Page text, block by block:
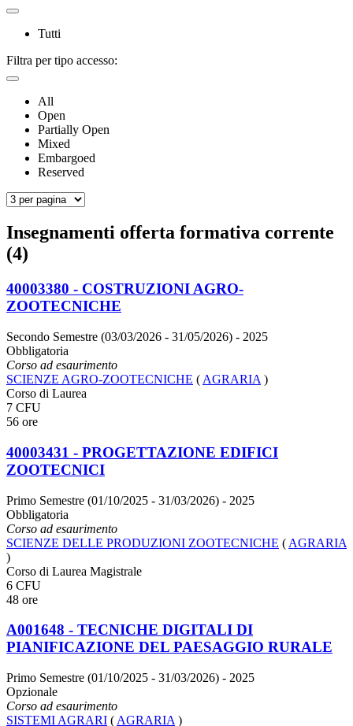
Tutti
Filtra per tipo accesso:
All
Open
Partially Open
Mixed
Embargoed
Reserved
Insegnamenti offerta formativa corrente
(4)
40003380 - COSTRUZIONI AGRO-
ZOOTECNICHE
Secondo Semestre (03/03/2026 - 31/05/2026) - 2025
Obbligatoria
Corso ad esaurimento
SCIENZE AGRO-ZOOTECNICHE ( AGRARIA )
Corso di Laurea
7 CFU
56 ore
40003431 - PROGETTAZIONE EDIFICI
ZOOTECNICI
Primo Semestre (01/10/2025 - 31/03/2026) - 2025
Obbligatoria
Corso ad esaurimento
SCIENZE DELLE PRODUZIONI ZOOTECNICHE ( AGRARIA
)
Corso di Laurea Magistrale
6 CFU
48 ore
A001648 - TECNICHE DIGITALI DI
PIANIFICAZIONE DEL PAESAGGIO RURALE
Primo Semestre (01/10/2025 - 31/03/2026) - 2025
Opzionale
Corso ad esaurimento
SISTEMI AGRARI ( AGRARIA )